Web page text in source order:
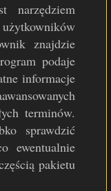
narzędziem
znajdzie
podaje
informacje
terminów.
sprawdzić
ewentualnie
pakietu